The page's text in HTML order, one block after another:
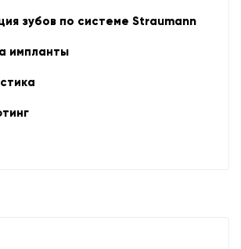
зубов по системе Straumann
импланты